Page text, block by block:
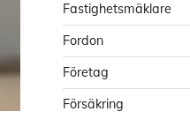
Fastighetsmäklare
Fordon
Företag
Försäkring